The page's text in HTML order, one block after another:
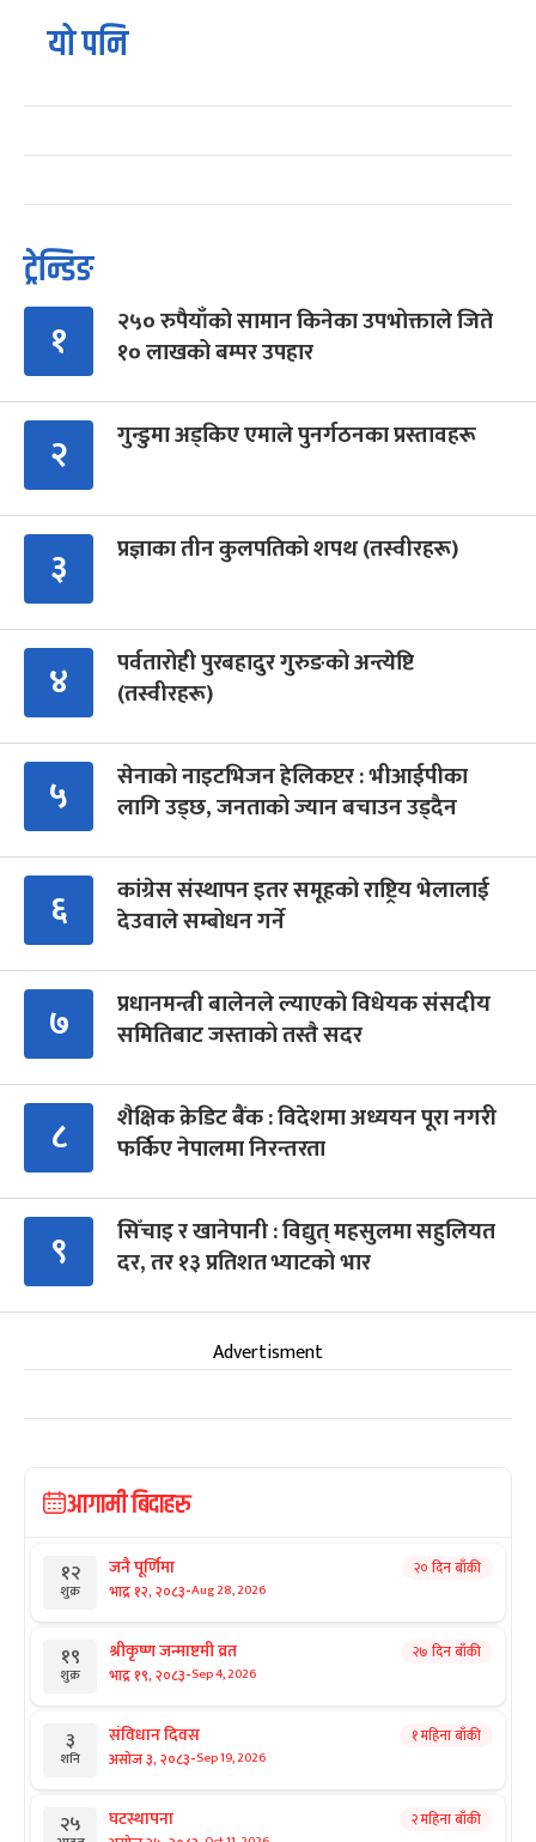
यो पनि
ट्रेन्डिङ
१
२५० रुपैयाँको सामान किनेका उपभोक्ताले जिते
१० लाखको बम्पर उपहार
२ गुन्डुमा अड्किए एमाले पुनर्गठनका प्रस्तावहरू
३ प्रज्ञाका तीन कुलपतिको शपथ (तस्वीरहरू)
४
पर्वतारोही पुरबहादुर गुरुङको अन्त्येष्टि
(तस्वीरहरू)
५
सेनाको नाइटभिजन हेलिकप्टर : भीआईपीका
लागि उड्छ, जनताको ज्यान बचाउन उड्दैन
६
कांग्रेस संस्थापन इतर समूहको राष्ट्रिय भेलालाई
देउवाले सम्बोधन गर्ने
७
प्रधानमन्त्री बालेनले ल्याएको विधेयक संसदीय
समितिबाट जस्ताको तस्तै सदर
८
शैक्षिक क्रेडिट बैंक : विदेशमा अध्ययन पूरा नगरी
फर्किए नेपालमा निरन्तरता
९
सिँचाइ र खानेपानी : विद्युत् महसुलमा सहुलियत
दर, तर १३ प्रतिशत भ्याटको भार
Advertisment
आगामी बिदाहरु
१२
शुक्र
जनै पूर्णिमा
भाद्र १२, २०८३-Aug 28, 2026
२० दिन बाँकी
१९
शुक्र
श्रीकृष्ण जन्माष्टमी व्रत
भाद्र १९, २०८३-Sep 4, 2026
२७ दिन बाँकी
३
शनि
संविधान दिवस
असोज ३, २०८३-Sep 19, 2026
१ महिना बाँकी
२५ घटस्थापना २ महिना बाँकी